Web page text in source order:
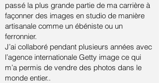
passé la plus grande partie de ma carrière à
façonner des images en studio de manière
artisanale comme un ébéniste ou un
ferronnier.
J’ai collaboré pendant plusieurs années avec
l’agence internationale Getty image ce qui
m’a permis de vendre des photos dans le
monde entier..